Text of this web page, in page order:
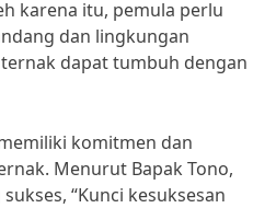
karena itu, pemula perlu
dan lingkungan
dapat tumbuh dengan
komitmen dan
Menurut Bapak Tono,
“Kunci kesuksesan